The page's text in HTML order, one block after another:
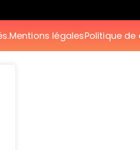
Mentions légalesPolitique